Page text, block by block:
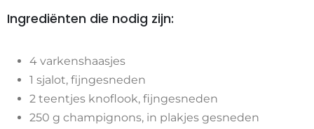
Ingrediënten die nodig zijn:
4 varkenshaasjes
1 sjalot, fijngesneden
2 teentjes knoflook, fijngesneden
250 g champignons, in plakjes gesneden